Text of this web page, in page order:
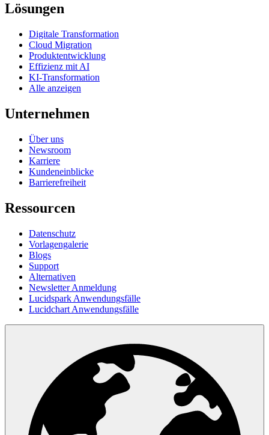
Lösungen
Digitale Transformation
Cloud Migration
Produktentwicklung
Effizienz mit AI
KI-Transformation
Alle anzeigen
Unternehmen
Über uns
Newsroom
Karriere
Kundeneinblicke
Barrierefreiheit
Ressourcen
Datenschutz
Vorlagengalerie
Blogs
Support
Alternativen
Newsletter Anmeldung
Lucidspark Anwendungsfälle
Lucidchart Anwendungsfälle